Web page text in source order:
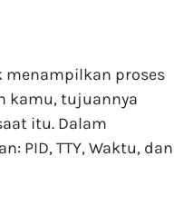
proses
kamu, tujuannya
itu. Dalam
PID, TTY, Waktu, dan